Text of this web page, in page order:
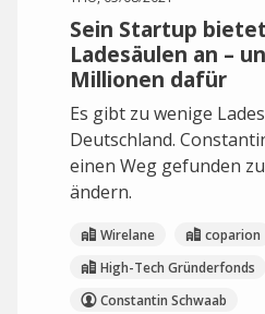
Sein Startup
Ladesäulen an –
Millionen dafür
Es gibt zu wenige
Deutschland.
einen Weg gefunden
ändern.
Wirelane coparion
High-Tech Gründerfonds
Constantin Schwaab